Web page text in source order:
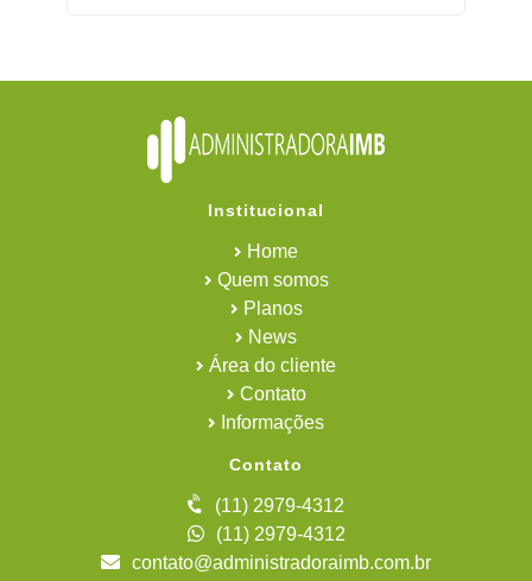
Institucional
Home
Quem somos
Planos
News
Área do cliente
Contato
Informações
Contato
(11) 2979-4312
(11) 2979-4312
contato@administradoraimb.com.br